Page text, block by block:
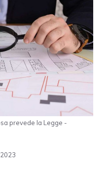
prevede la Legge -